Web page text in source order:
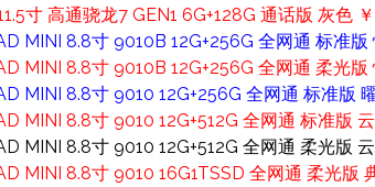
寸 高通骁龙7 GEN1 6G+128G 通话版 灰色
MINI 8.8寸 9010B 12G+256G 全网通 标准
MINI 8.8寸 9010B 12G+256G 全网通 柔光
MINI 8.8寸 9010 12G+256G 全网通 标准版
MINI 8.8寸 9010 12G+512G 全网通 标准版
MINI 8.8寸 9010 12G+512G 全网通 柔光版
MINI 8.8寸 9010 16G1TSSD 全网通 柔光版